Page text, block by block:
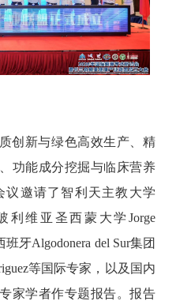
创新与绿色高效生产、精
功能成分挖掘与临床营养
邀请了智利天主教大学
利维亚圣西蒙大学Jorge
牙Algodonera del Sur集团
等国际专家，以及国内
家学者作专题报告。报告